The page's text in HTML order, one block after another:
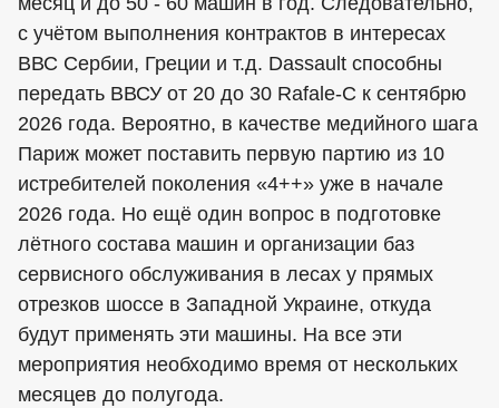
с учётом выполнения контрактов в интересах
ВВС Сербии, Греции и т.д. Dassault способны
передать ВВСУ от 20 до 30 Rafale-C к сентябрю
2026 года. Вероятно, в качестве медийного шага
Париж может поставить первую партию из 10
истребителей поколения «4++» уже в начале
2026 года. Но ещё один вопрос в подготовке
лётного состава машин и организации баз
сервисного обслуживания в лесах у прямых
отрезков шоссе в Западной Украине, откуда
будут применять эти машины. На все эти
мероприятия необходимо время от нескольких
месяцев до полугода.